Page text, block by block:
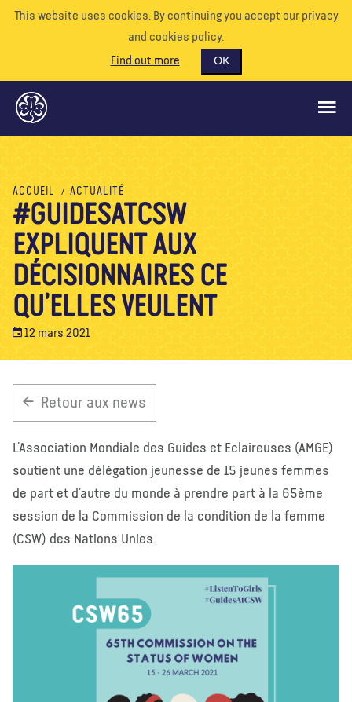
This website uses cookies. By continuing you accept our privacy
and cookies policy.
Find out more
OK
CE QUE NOUS FAISONS
SOUTENEZ-NOUS
BÉNÉVOLE
EVÉNEMENTS
NOTRE MONDE
Contactez nous FAIRE UN DON
ACCUEIL ACTUALITÉ
#GUIDESATCSW
EXPLIQUENT AUX
DÉCISIONNAIRES CE
QU’ELLES VEULENT
12 mars 2021
Retour aux news
L’Association Mondiale des Guides et Eclaireuses (AMGE)
soutient une délégation jeunesse de 15 jeunes femmes
de part et d’autre du monde à prendre part à la 65ème
session de la Commission de la condition de la femme
(CSW) des Nations Unies.